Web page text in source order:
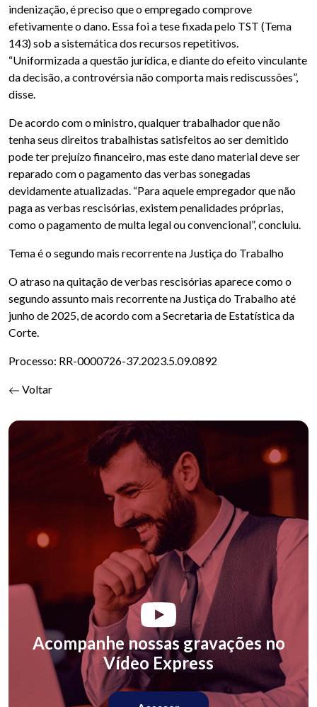
indenização, é preciso que o empregado comprove
efetivamente o dano. Essa foi a tese fixada pelo TST (Tema
143) sob a sistemática dos recursos repetitivos.
“Uniformizada a questão jurídica, e diante do efeito vinculante
da decisão, a controvérsia não comporta mais rediscussões”,
disse.
De acordo com o ministro, qualquer trabalhador que não
tenha seus direitos trabalhistas satisfeitos ao ser demitido
pode ter prejuízo financeiro, mas este dano material deve ser
reparado com o pagamento das verbas sonegadas
devidamente atualizadas. “Para aquele empregador que não
paga as verbas rescisórias, existem penalidades próprias,
como o pagamento de multa legal ou convencional”, concluiu.
Tema é o segundo mais recorrente na Justiça do Trabalho
O atraso na quitação de verbas rescisórias aparece como o
segundo assunto mais recorrente na Justiça do Trabalho até
junho de 2025, de acordo com a Secretaria de Estatística da
Corte.
Processo: RR-0000726-37.2023.5.09.0892
Voltar
Acompanhe nossas gravações no
Vídeo Express